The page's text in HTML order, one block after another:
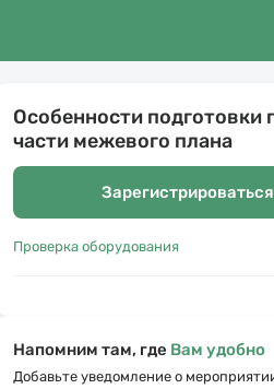
Особенности подготовки
части межевого плана
Зарегистрироваться
Проверка оборудования
Напомним там, где Вам удобно
Добавьте уведомление о